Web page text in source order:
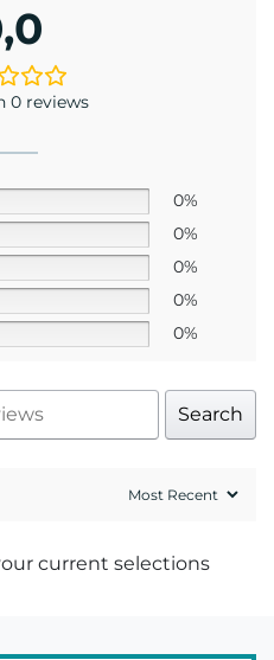
0 reviews
0%
0%
0%
0%
0%
Search
current selections